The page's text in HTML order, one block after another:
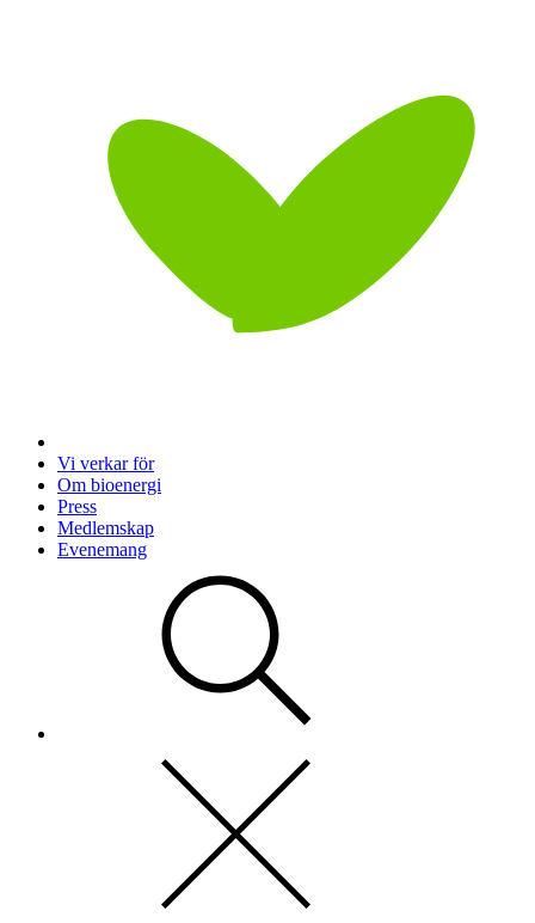
Vi verkar för
Om bioenergi
Press
Medlemskap
Evenemang